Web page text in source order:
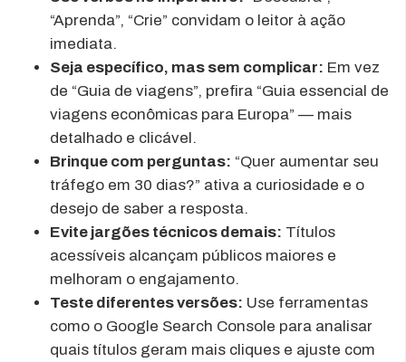
“Aprenda”, “Crie” convidam o leitor à ação
imediata.
Seja específico, mas sem complicar: Em vez
de “Guia de viagens”, prefira “Guia essencial de
viagens econômicas para Europa” — mais
detalhado e clicável.
Brinque com perguntas: “Quer aumentar seu
tráfego em 30 dias?” ativa a curiosidade e o
desejo de saber a resposta.
Evite jargões técnicos demais: Títulos
acessíveis alcançam públicos maiores e
melhoram o engajamento.
Teste diferentes versões: Use ferramentas
como o Google Search Console para analisar
quais títulos geram mais cliques e ajuste com